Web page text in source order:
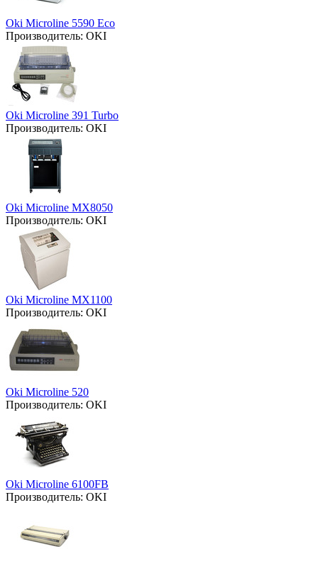
Oki Microline 5590 Eco
Производитель: OKI
Oki Microline 391 Turbo
Производитель: OKI
Oki Microline MX8050
Производитель: OKI
Oki Microline MX1100
Производитель: OKI
Oki Microline 520
Производитель: OKI
Oki Microline 6100FB
Производитель: OKI